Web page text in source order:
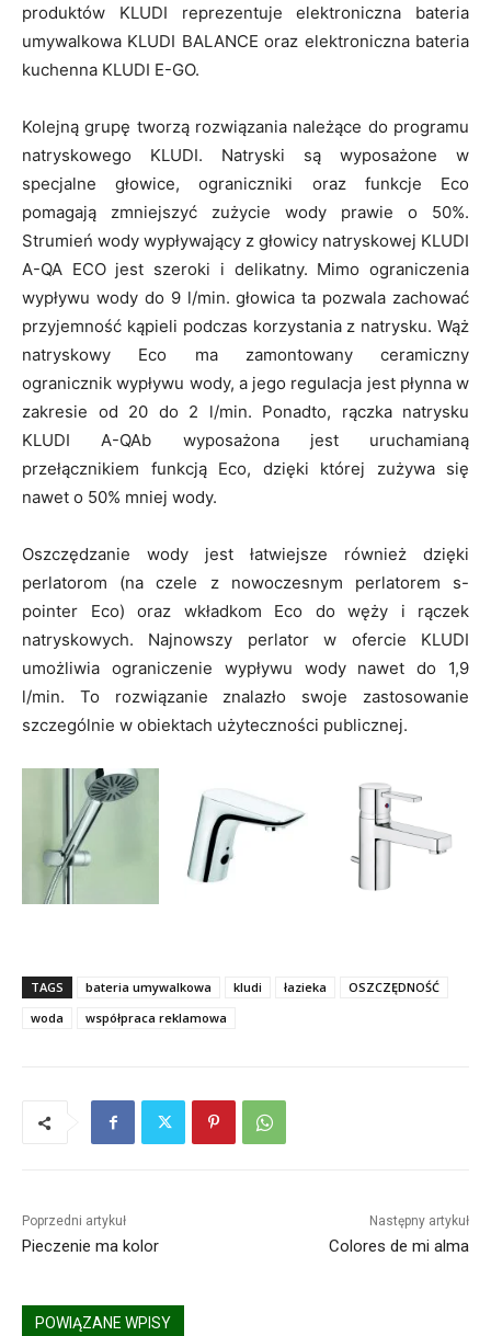
produktów KLUDI reprezentuje elektroniczna bateria
umywalkowa KLUDI BALANCE oraz elektroniczna bateria
kuchenna KLUDI E-GO.
Kolejną grupę tworzą rozwiązania należące do programu
natryskowego KLUDI. Natryski są wyposażone w
specjalne głowice, ograniczniki oraz funkcje Eco
pomagają zmniejszyć zużycie wody prawie o 50%.
Strumień wody wypływający z głowicy natryskowej KLUDI
A-QA ECO jest szeroki i delikatny. Mimo ograniczenia
wypływu wody do 9 l/min. głowica ta pozwala zachować
przyjemność kąpieli podczas korzystania z natrysku. Wąż
natryskowy Eco ma zamontowany ceramiczny
ogranicznik wypływu wody, a jego regulacja jest płynna w
zakresie od 20 do 2 l/min. Ponadto, rączka natrysku
KLUDI A-QAb wyposażona jest uruchamianą
przełącznikiem funkcją Eco, dzięki której zużywa się
nawet o 50% mniej wody.
Oszczędzanie wody jest łatwiejsze również dzięki
perlatorom (na czele z nowoczesnym perlatorem s-
pointer Eco) oraz wkładkom Eco do węży i rączek
natryskowych. Najnowszy perlator w ofercie KLUDI
umożliwia ograniczenie wypływu wody nawet do 1,9
l/min. To rozwiązanie znalazło swoje zastosowanie
szczególnie w obiektach użyteczności publicznej.
TAGS bateria umywalkowa kludi łazieka
OSZCZĘDNOŚĆ
woda
współpraca reklamowa
Poprzedni artykuł
Pieczenie ma kolor
Następny artykuł
Colores de mi alma
POWIĄZANE WPISY